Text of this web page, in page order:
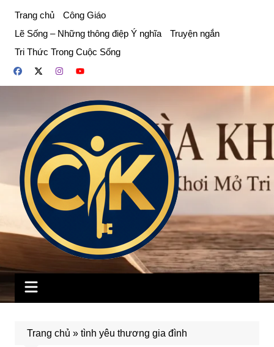
phần
dung
Trang chủ
Công Giáo
Lẽ Sống – Những thông điệp Ý nghĩa
Truyện ngắn
Tri Thức Trong Cuộc Sống
Trang chủ » tình yêu thương gia đình